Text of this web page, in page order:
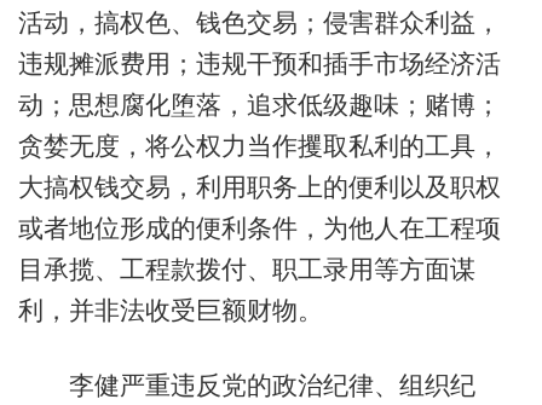
活动，搞权色、钱色交易；侵害群众利益，
违规摊派费用；违规干预和插手市场经济活
动；思想腐化堕落，追求低级趣味；赌博；
贪婪无度，将公权力当作攫取私利的工具，
大搞权钱交易，利用职务上的便利以及职权
或者地位形成的便利条件，为他人在工程项
目承揽、工程款拨付、职工录用等方面谋
利，并非法收受巨额财物。
李健严重违反党的政治纪律、组织纪